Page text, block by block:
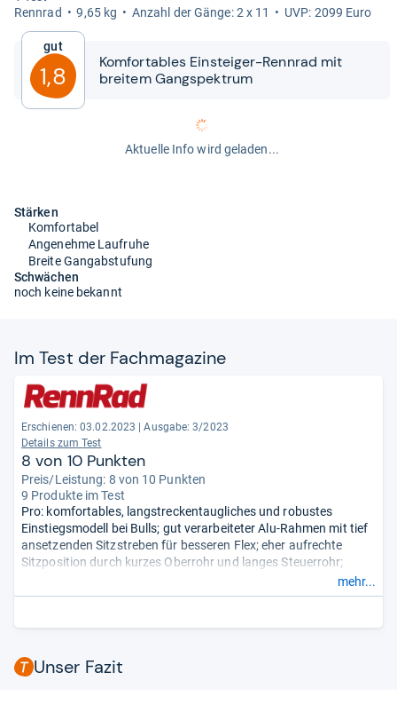
Renn­rad
9,65 kg Anzahl der Gänge: 2 x 11 UVP: 2099 Euro
Gut
1,8
Kom­for­ta­bles Ein­stei­ger-​​Renn­rad mit
brei­tem Gang­spek­trum
Aktuelle Info wird geladen...
Stärken
Komfortabel
Angenehme Laufruhe
Breite Gangabstufung
Schwächen
noch keine bekannt
Im Test der Fach­ma­ga­zine
Erschienen: 03.02.2023
Ausgabe: 3/2023
Details zum Test
8 von 10 Punkten
Preis/Leistung: 8 von 10 Punkten
9 Produkte im Test
Pro: komfortables, langstreckentaugliches und robustes
Einstiegsmodell bei Bulls; gut verarbeiteter Alu-Rahmen mit tief
ansetzenden Sitzstreben für besseren Flex; eher aufrechte
Sitzposition durch kurzes Oberrohr und langes Steuerrohr;
Rolleigenschaften, hohem Pannenschutz und Komfort (auch
Contra: nicht das leichteste Modell im Testfeld, vor allem
nicht alle Tester; Front fühlt sich eher hart
an.
mehr...
Unser Fazit